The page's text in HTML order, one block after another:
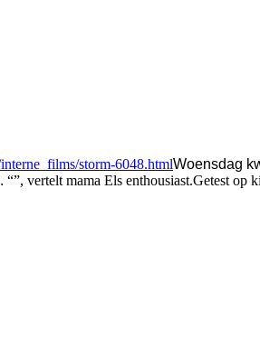
storm-6048.htmlWoensdag
“”, vertelt mama Els enthousiast.Getest op